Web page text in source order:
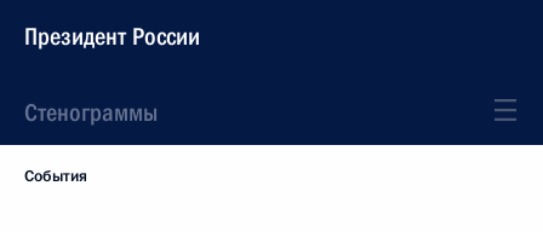
Президент России
Стенограммы
События